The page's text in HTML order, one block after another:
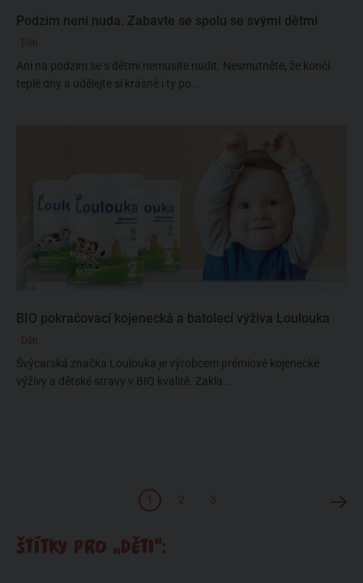
Podzim není nuda. Zabavte se spolu se svými dětmi
Děti
Ani na podzim se s dětmi nemusíte nudit. Nesmutněte, že končí
teplé dny a udělejte si krásné i ty po...
BIO pokračovací kojenecká a batolecí výživa Loulouka
Děti
Švýcarská značka Loulouka je výrobcem prémiové kojenecké
výživy a dětské stravy v BIO kvalitě. Zakla...
1
ŠTÍTKY PRO „DĚTI“: